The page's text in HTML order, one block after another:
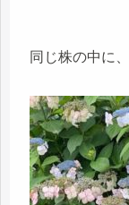
同じ株の中に